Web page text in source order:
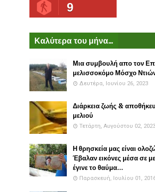
9
Καλύτερα του μήνα...
Μια συμβουλή απο τον
μελισσοκόμο Μόσχο
Δευτέρα, Ιουνίου 26, 2023
Διάρκεια ζωής &
μελιού
Τετάρτη, Αυγούστου 02, 2023
Η θρησκεία μας είναι
Έβαλαν εικόνες μέσα σε
έγινε το θαύμα...
Παρασκευή, Ιουλίου 01,